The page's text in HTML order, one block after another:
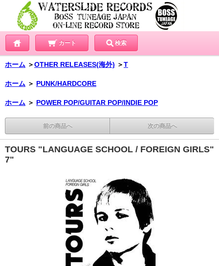
カート 検索
ホーム ＞OTHER RELEASES(海外) ＞T
ホーム ＞ PUNK/HARDCORE
ホーム ＞ POWER POP/GUITAR POP/INDIE POP
前の商品へ 次の商品へ
TOURS "LANGUAGE SCHOOL / FOREIGN GIRLS"
7"